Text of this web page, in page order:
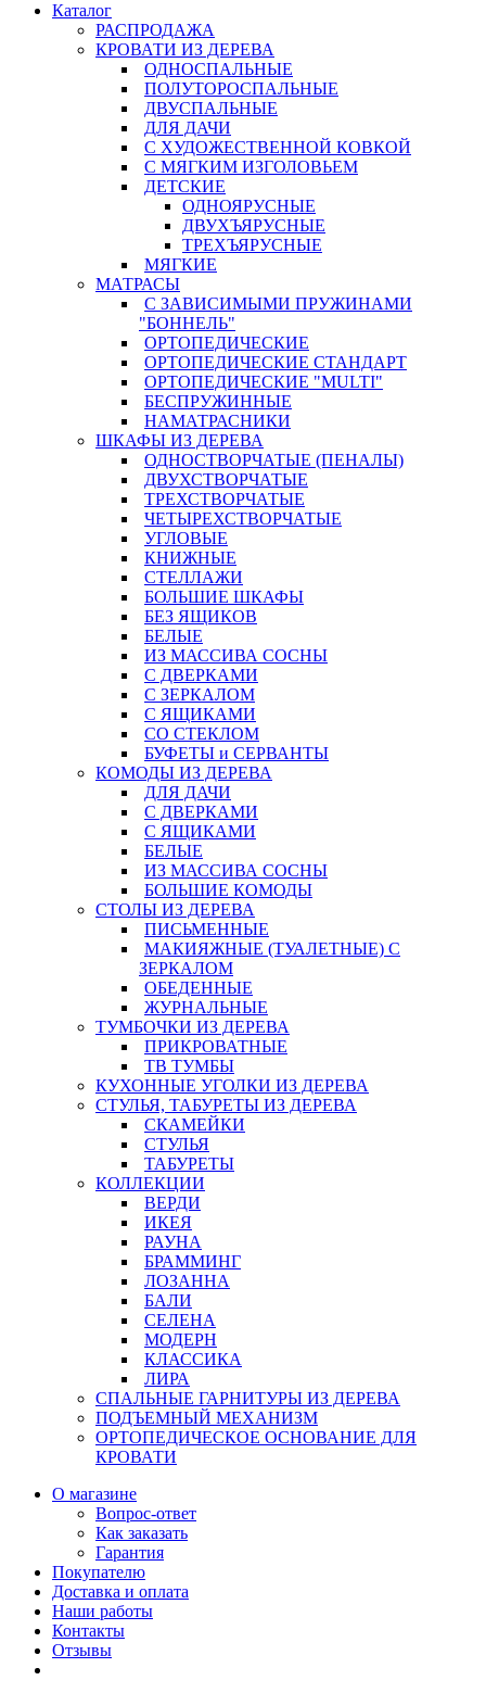
Каталог
РАСПРОДАЖА
КРОВАТИ ИЗ ДЕРЕВА
ОДНОСПАЛЬНЫЕ
ПОЛУТОРОСПАЛЬНЫЕ
ДВУСПАЛЬНЫЕ
ДЛЯ ДАЧИ
С ХУДОЖЕСТВЕННОЙ КОВКОЙ
С МЯГКИМ ИЗГОЛОВЬЕМ
ДЕТСКИЕ
ОДНОЯРУСНЫЕ
ДВУХЪЯРУСНЫЕ
ТРЕХЪЯРУСНЫЕ
МЯГКИЕ
МАТРАСЫ
С ЗАВИСИМЫМИ ПРУЖИНАМИ
"БОННЕЛЬ"
ОРТОПЕДИЧЕСКИЕ
ОРТОПЕДИЧЕСКИЕ СТАНДАРТ
ОРТОПЕДИЧЕСКИЕ "MULTI"
БЕСПРУЖИННЫЕ
НАМАТРАСНИКИ
ШКАФЫ ИЗ ДЕРЕВА
ОДНОСТВОРЧАТЫЕ (ПЕНАЛЫ)
ДВУХСТВОРЧАТЫЕ
ТРЕХСТВОРЧАТЫЕ
ЧЕТЫРЕХСТВОРЧАТЫЕ
УГЛОВЫЕ
КНИЖНЫЕ
СТЕЛЛАЖИ
БОЛЬШИЕ ШКАФЫ
БЕЗ ЯЩИКОВ
БЕЛЫЕ
ИЗ МАССИВА СОСНЫ
С ДВЕРКАМИ
С ЗЕРКАЛОМ
С ЯЩИКАМИ
СО СТЕКЛОМ
БУФЕТЫ и СЕРВАНТЫ
КОМОДЫ ИЗ ДЕРЕВА
ДЛЯ ДАЧИ
С ДВЕРКАМИ
С ЯЩИКАМИ
БЕЛЫЕ
ИЗ МАССИВА СОСНЫ
БОЛЬШИЕ КОМОДЫ
СТОЛЫ ИЗ ДЕРЕВА
ПИСЬМЕННЫЕ
МАКИЯЖНЫЕ (ТУАЛЕТНЫЕ) С
ЗЕРКАЛОМ
ОБЕДЕННЫЕ
ЖУРНАЛЬНЫЕ
ТУМБОЧКИ ИЗ ДЕРЕВА
ПРИКРОВАТНЫЕ
ТВ ТУМБЫ
КУХОННЫЕ УГОЛКИ ИЗ ДЕРЕВА
СТУЛЬЯ, ТАБУРЕТЫ ИЗ ДЕРЕВА
СКАМЕЙКИ
СТУЛЬЯ
ТАБУРЕТЫ
КОЛЛЕКЦИИ
ВЕРДИ
ИКЕЯ
РАУНА
БРАММИНГ
ЛОЗАННА
БАЛИ
СЕЛЕНА
МОДЕРН
КЛАССИКА
ЛИРА
СПАЛЬНЫЕ ГАРНИТУРЫ ИЗ ДЕРЕВА
ПОДЪЕМНЫЙ МЕХАНИЗМ
ОРТОПЕДИЧЕСКОЕ ОСНОВАНИЕ ДЛЯ
КРОВАТИ
О магазине
Вопрос-ответ
Как заказать
Гарантия
Покупателю
Доставка и оплата
Наши работы
Контакты
Отзывы